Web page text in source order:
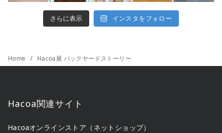
さらに表示 インスタをフォロー
Home Hacoa展 バックヤードストーリー
Hacoa関連サイト
Hacoaオンラインストア（ネットショップ）